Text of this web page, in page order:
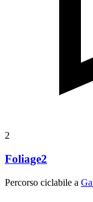
2
Foliage2
Percorso ciclabile a